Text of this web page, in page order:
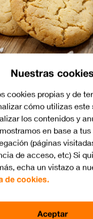
acceso Wi-Fi
y el móvil
Nuestras
cookies propias y de
cómo utilizas este
los contenidos y
en base a
(páginas
de acceso, etc) Si
echa un vistazo a
de cookies.
Aceptar